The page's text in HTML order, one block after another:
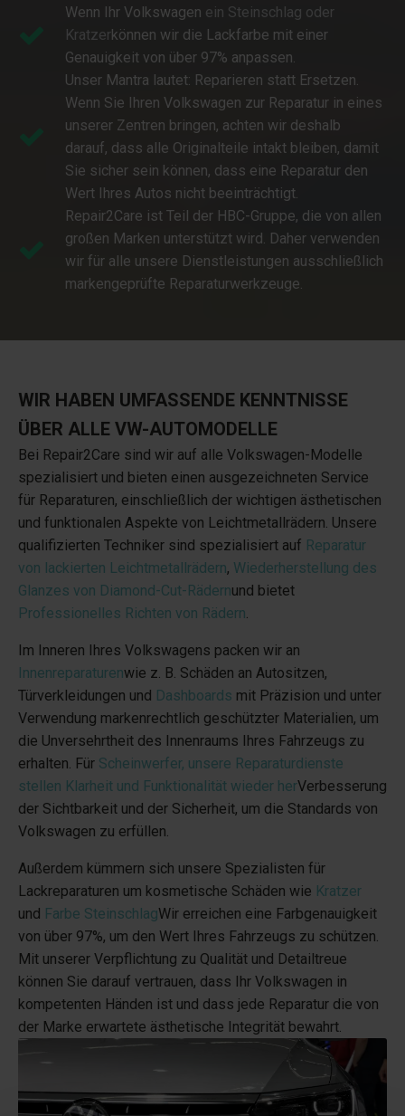
Wenn Ihr Volkswagen ein Steinschlag oder
Kratzerkönnen wir die Lackfarbe mit einer
Genauigkeit von über 97% anpassen.
Unser Mantra lautet: Reparieren statt Ersetzen.
Wenn Sie Ihren Volkswagen zur Reparatur in eines
unserer Zentren bringen, achten wir deshalb
darauf, dass alle Originalteile intakt bleiben, damit
Sie sicher sein können, dass eine Reparatur den
Wert Ihres Autos nicht beeinträchtigt.
Repair2Care ist Teil der HBC-Gruppe, die von allen
großen Marken unterstützt wird. Daher verwenden
wir für alle unsere Dienstleistungen ausschließlich
markengeprüfte Reparaturwerkzeuge.
WIR HABEN UMFASSENDE KENNTNISSE
ÜBER ALLE VW-AUTOMODELLE
Bei Repair2Care sind wir auf alle Volkswagen-Modelle
spezialisiert und bieten einen ausgezeichneten Service
für Reparaturen, einschließlich der wichtigen ästhetischen
und funktionalen Aspekte von Leichtmetallrädern. Unsere
qualifizierten Techniker sind spezialisiert auf Reparatur
von lackierten Leichtmetallrädern, Wiederherstellung des
Glanzes von Diamond-Cut-Rädernund bietet
Professionelles Richten von Rädern.
Im Inneren Ihres Volkswagens packen wir an
Innenreparaturenwie z. B. Schäden an Autositzen,
Türverkleidungen und Dashboards mit Präzision und unter
Verwendung markenrechtlich geschützter Materialien, um
die Unversehrtheit des Innenraums Ihres Fahrzeugs zu
erhalten. Für Scheinwerfer, unsere Reparaturdienste
stellen Klarheit und Funktionalität wieder herVerbesserung
der Sichtbarkeit und der Sicherheit, um die Standards von
Volkswagen zu erfüllen.
Außerdem kümmern sich unsere Spezialisten für
Lackreparaturen um kosmetische Schäden wie Kratzer
und Farbe SteinschlagWir erreichen eine Farbgenauigkeit
von über 97%, um den Wert Ihres Fahrzeugs zu schützen.
Mit unserer Verpflichtung zu Qualität und Detailtreue
können Sie darauf vertrauen, dass Ihr Volkswagen in
kompetenten Händen ist und dass jede Reparatur die von
der Marke erwartete ästhetische Integrität bewahrt.